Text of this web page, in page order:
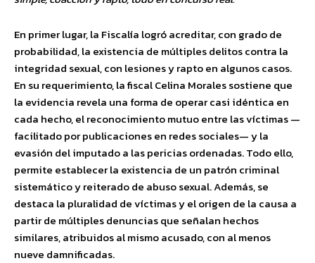
En primer lugar, la Fiscalía logró acreditar, con grado de
probabilidad, la existencia de múltiples delitos contra la
integridad sexual, con lesiones y rapto en algunos casos.
En su requerimiento, la fiscal Celina Morales sostiene que
la evidencia revela una forma de operar casi idéntica en
cada hecho, el reconocimiento mutuo entre las víctimas —
facilitado por publicaciones en redes sociales— y la
evasión del imputado a las pericias ordenadas. Todo ello,
permite establecer la existencia de un patrón criminal
sistemático y reiterado de abuso sexual. Además, se
destaca la pluralidad de víctimas y el origen de la causa a
partir de múltiples denuncias que señalan hechos
similares, atribuidos al mismo acusado, con al menos
nueve damnificadas.